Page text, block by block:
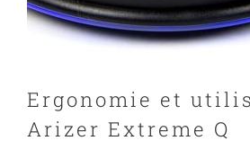
Ergonomie et
Arizer Extreme Q